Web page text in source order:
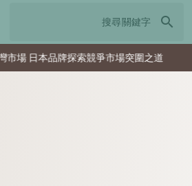
search
牌探索競爭市場突圍之道 南韓研